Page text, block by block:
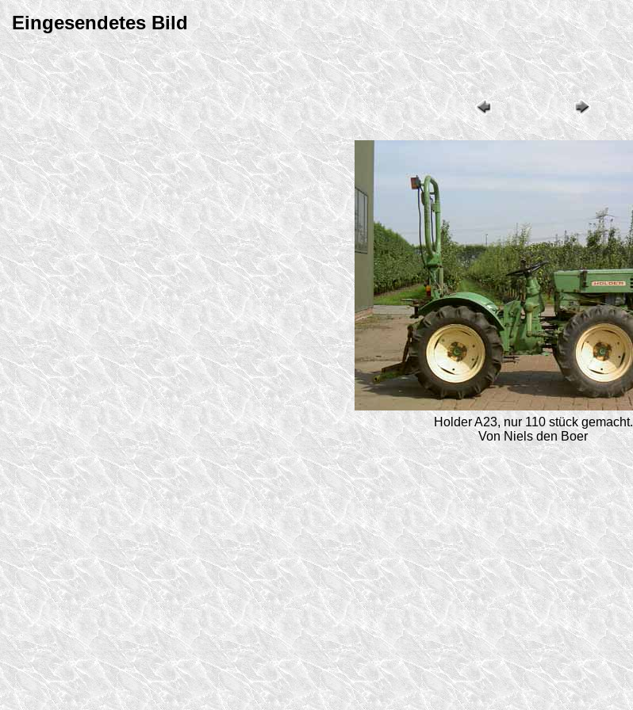
Eingesendetes Bild
Holder A23, nur 110 stück gemacht.
Von Niels den Boer